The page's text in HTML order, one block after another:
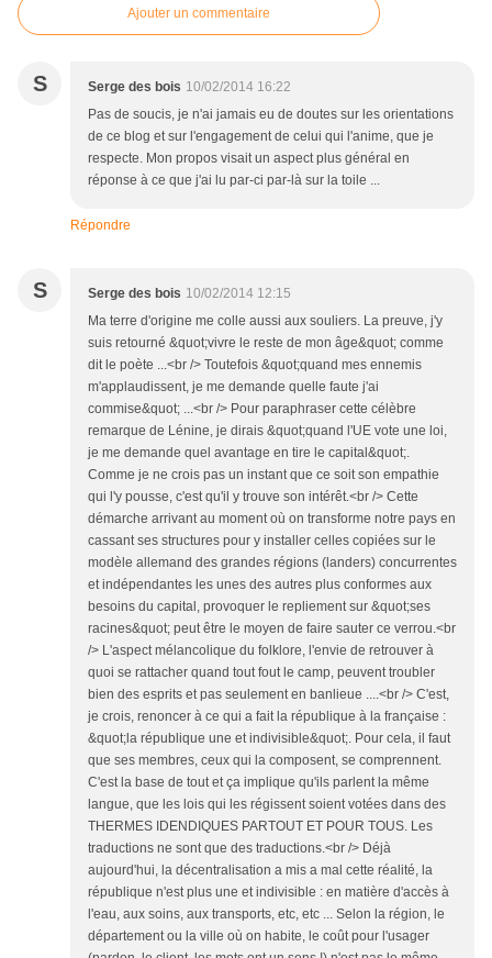
Ajouter un commentaire
S Serge des bois 10/02/2014 16:22
Pas de soucis, je n'ai jamais eu de doutes sur les orientations
de ce blog et sur l'engagement de celui qui l'anime, que je
respecte. Mon propos visait un aspect plus général en
réponse à ce que j'ai lu par-ci par-là sur la toile ...
Répondre
S Serge des bois 10/02/2014 12:15
Ma terre d'origine me colle aussi aux souliers. La preuve, j'y
suis retourné &quot;vivre le reste de mon âge&quot; comme
dit le poète ...<br /> Toutefois &quot;quand mes ennemis
m'applaudissent, je me demande quelle faute j'ai
commise&quot; ...<br /> Pour paraphraser cette célèbre
remarque de Lénine, je dirais &quot;quand l'UE vote une loi,
je me demande quel avantage en tire le capital&quot;.
Comme je ne crois pas un instant que ce soit son empathie
qui l'y pousse, c'est qu'il y trouve son intérêt.<br /> Cette
démarche arrivant au moment où on transforme notre pays en
cassant ses structures pour y installer celles copiées sur le
modèle allemand des grandes régions (landers) concurrentes
et indépendantes les unes des autres plus conformes aux
besoins du capital, provoquer le repliement sur &quot;ses
racines&quot; peut être le moyen de faire sauter ce verrou.<br
/> L'aspect mélancolique du folklore, l'envie de retrouver à
quoi se rattacher quand tout fout le camp, peuvent troubler
bien des esprits et pas seulement en banlieue ....<br /> C'est,
je crois, renoncer à ce qui a fait la république à la française :
&quot;la république une et indivisible&quot;. Pour cela, il faut
que ses membres, ceux qui la composent, se comprennent.
C'est la base de tout et ça implique qu'ils parlent la même
langue, que les lois qui les régissent soient votées dans des
THERMES IDENDIQUES PARTOUT ET POUR TOUS. Les
traductions ne sont que des traductions.<br /> Déjà
aujourd'hui, la décentralisation a mis a mal cette réalité, la
république n'est plus une et indivisible : en matière d'accès à
l'eau, aux soins, aux transports, etc, etc ... Selon la région, le
département ou la ville où on habite, le coût pour l'usager